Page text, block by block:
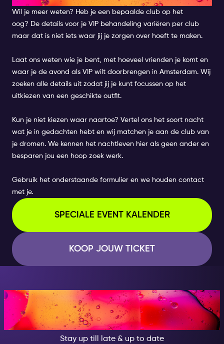
Wil je meer weten? Heb je een bepaalde club op het
oog? De details voor je VIP behandeling variëren per club
maar dat is niet iets waar jij je zorgen over hoeft te maken.
Laat ons weten wie je bent, met hoeveel vrienden je komt en
waar je de avond als VIP wilt doorbrengen in Amsterdam. Wij
zoeken alle details uit zodat jij je kunt focussen op het
uitkiezen van een geschikte outfit.
Kun je niet kiezen waar naartoe? Vertel ons het soort nacht
wat je in gedachten hebt en wij matchen je aan de club van
je dromen. We kennen het nachtleven hier als geen ander en
besparen jou een hoop zoek werk.
Gebruik het onderstaande formulier en we houden contact
met je.
SPECIALE EVENT KALENDER
KOOP JOUW TICKET
AT NIGHT, BECOME
SOMEONE GREAT!
Stay up till late & up to date